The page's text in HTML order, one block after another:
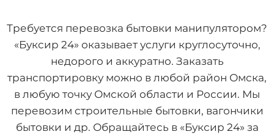
Требуется перевозка бытовки манипулятором?
«Буксир 24» оказывает услуги круглосуточно,
недорого и аккуратно. Заказать
транспортировку можно в любой район Омска,
в любую точку Омской области и России. Мы
перевозим строительные бытовки, вагончики
бытовки и др. Обращайтесь в «Буксир 24» за